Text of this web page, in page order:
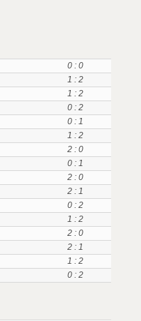
0 : 0
1 : 2
1 : 2
0 : 2
0 : 1
1 : 2
2 : 0
0 : 1
2 : 0
2 : 1
0 : 2
1 : 2
2 : 0
2 : 1
1 : 2
0 : 2